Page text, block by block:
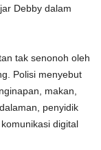
Debby dalam
tak senonoh oleh
Polisi menyebut
makan,
penyidik
digital